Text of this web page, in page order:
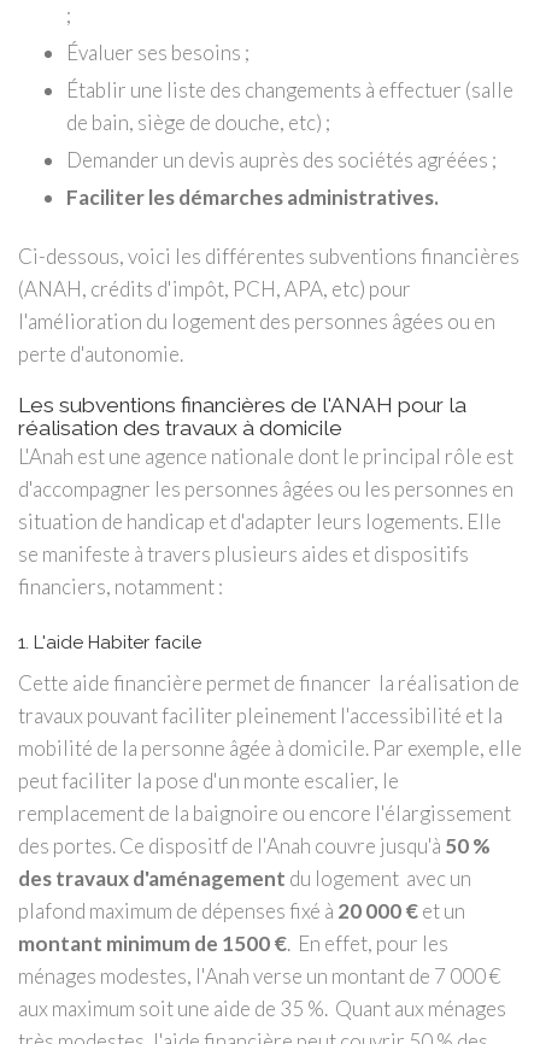
;
Évaluer ses besoins ;
Établir une liste des changements à effectuer (salle
de bain, siège de douche, etc) ;
Demander un devis auprès des sociétés agréées ;
Faciliter les démarches administratives.
Ci-dessous, voici les différentes subventions financières
(ANAH, crédits d'impôt, PCH, APA, etc) pour
l'amélioration du logement des personnes âgées ou en
perte d'autonomie.
Les subventions financières de l'ANAH pour la
réalisation des travaux à domicile
L'Anah est une agence nationale dont le principal rôle est
d'accompagner les personnes âgées ou les personnes en
situation de handicap et d'adapter leurs logements. Elle
se manifeste à travers plusieurs aides et dispositifs
financiers, notamment :
1. L'aide Habiter facile
Cette aide financière permet de financer la réalisation de
travaux pouvant faciliter pleinement l'accessibilité et la
mobilité de la personne âgée à domicile. Par exemple, elle
peut faciliter la pose d'un monte escalier, le
remplacement de la baignoire ou encore l'élargissement
des portes. Ce dispositf de l'Anah couvre jusqu'à 50 %
des travaux d'aménagement du logement avec un
plafond maximum de dépenses fixé à 20 000 €et un
montant minimum de 1500 €. En effet, pour les
ménages modestes, l'Anah verse un montant de 7 000 €
aux maximum soit une aide de 35 %. Quant aux ménages